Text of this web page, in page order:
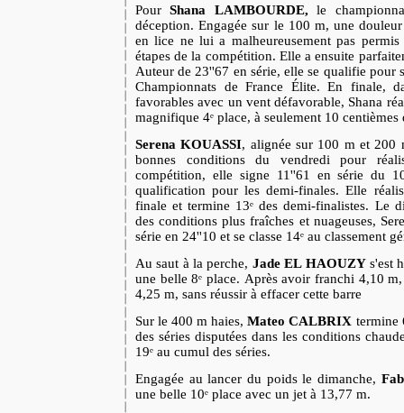
Pour Shana LAMBOURDE,le
déception. Engagée sur le 100 m, une
en lice ne lui a malheureusement pas
étapes de la compétition. Elle a ensuite
Auteur de 23''67 en série, elle se qualifie pour
Championnats de France Élite. En finale,
favorables avec un vent défavorable, Shana
magnifique 4ᵉ place, à seulement 10
Serena KOUASSI, alignée sur 100 m et 200
bonnes conditions du vendredi pour
compétition, elle signe 11''61 en série du
qualification pour les demi-finales. Elle
finale et termine 13ᵉ des demi-finalistes. Le
des conditions plus fraîches et nuageuses,
série en 24''10 et se classe 14ᵉ au classement
Au saut à la perche, Jade EL HAOUZYs'est
une belle 8ᵉ place. Après avoir franchi 4,10
4,25 m, sans réussir à effacer cette barre
Sur le 400 m haies,Mateo CALBRIX termine
des séries disputées dans les conditions
19ᵉ au cumul des séries.
Engagée au lancer du poids le dimanche,
une belle 10ᵉ place avec un jet à 13,77 m.